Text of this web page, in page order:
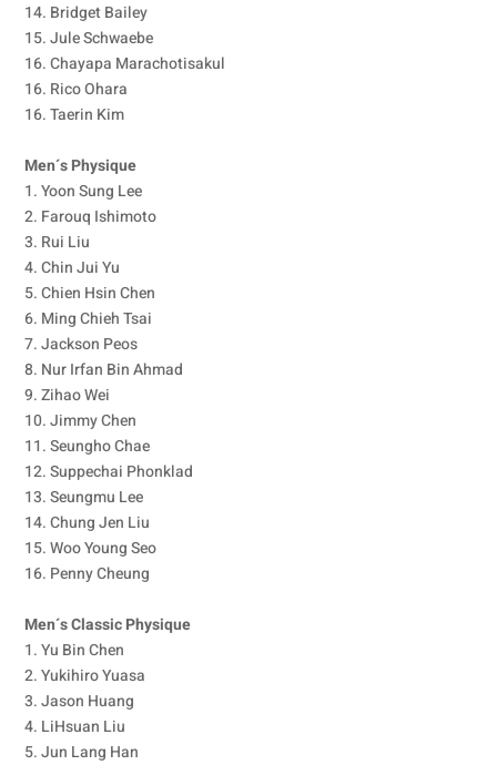
14. Bridget Bailey
15. Jule Schwaebe
16. Chayapa Marachotisakul
16. Rico Ohara
16. Taerin Kim
Men´s Physique
1. Yoon Sung Lee
2. Farouq Ishimoto
3. Rui Liu
4. Chin Jui Yu
5. Chien Hsin Chen
6. Ming Chieh Tsai
7. Jackson Peos
8. Nur Irfan Bin Ahmad
9. Zihao Wei
10. Jimmy Chen
11. Seungho Chae
12. Suppechai Phonklad
13. Seungmu Lee
14. Chung Jen Liu
15. Woo Young Seo
16. Penny Cheung
Men´s Classic Physique
1. Yu Bin Chen
2. Yukihiro Yuasa
3. Jason Huang
4. LiHsuan Liu
5. Jun Lang Han